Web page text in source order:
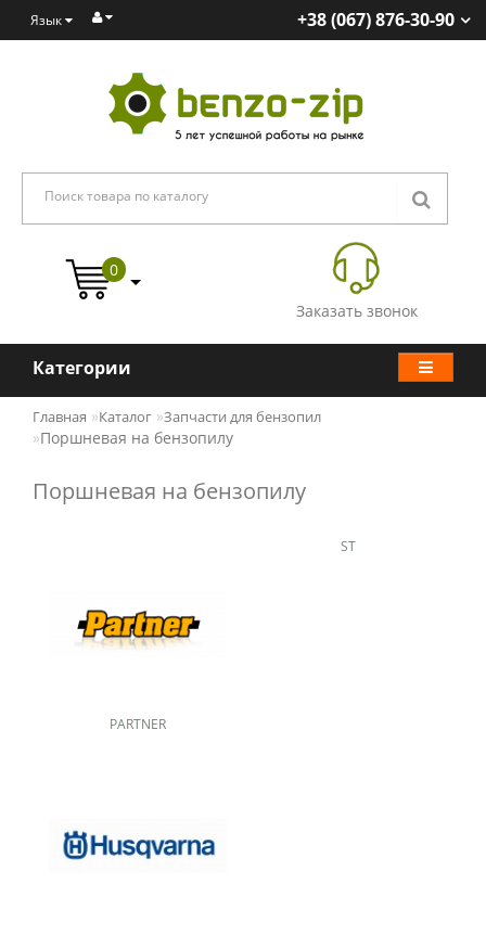
Язык +38 (067) 876-30-90
Заказать звонок
0
Категории
Главная Каталог Запчасти для бензопил
Поршневая на бензопилу
Поршневая на бензопилу
PARTNER
ST